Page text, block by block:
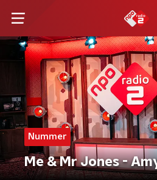
Nummer
Me & Mr Jones -